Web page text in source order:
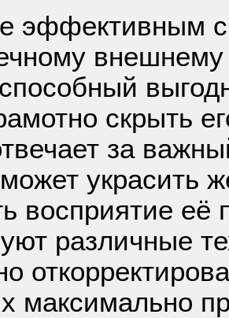
эффективным
скрыть
за
украсить
восприятие
различные
максимально